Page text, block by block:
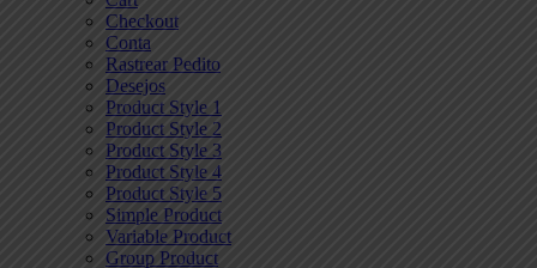
Checkout
Conta
Rastrear Pedito
Desejos
Product Style 1
Product Style 2
Product Style 3
Product Style 4
Product Style 5
Simple Product
Variable Product
Group Product